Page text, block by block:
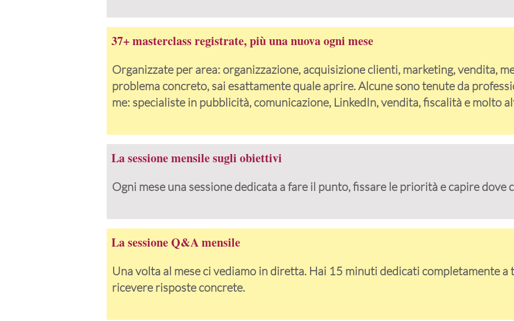
37+ masterclass registrate, più una nuova ogni mese
Organizzate per area: organizzazione, acquisizione clienti, marketing, vendita,
problema concreto, sai esattamente quale aprire. Alcune sono tenute da
me: specialiste in pubblicità, comunicazione, LinkedIn, vendita, fiscalità e molto
La sessione mensile sugli obiettivi
Ogni mese una sessione dedicata a fare il punto, fissare le priorità e capire dove
La sessione Q&A mensile
Una volta al mese ci vediamo in diretta. Hai 15 minuti dedicati completamente a
ricevere risposte concrete.